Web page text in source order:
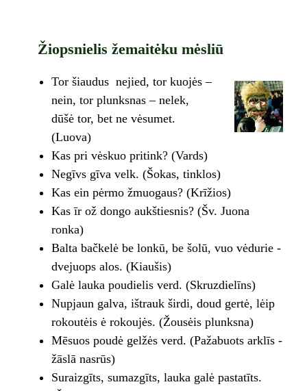
Žiopsnielis žemaitėku mėsliū
Tor šiaudus ­ nejied, tor kuojės –
nein, tor plunksnas – nelek,
dūšė tor, bet ne vėsumet.
(Luova)
Kas pri vėskuo pritink? (Vards)
Negīvs gīva velk. (Šokas, tinklos)
Kas ein pėrmo žmuogaus? (Krīžios)
Kas īr ož dongo aukštiesnis? (Šv. Juona
ronka)
Balta bačkelė be lonkū, be šolū, vuo vėdurie ­
dvejuops alos. (Kiaušis)
Galė lauka poudielis verd. (Skruzdielīns)
Nupjaun galva, ištrauk širdi, doud gertė, lėip
rokoutėis ė rokoujės. (Žousėis plunksna)
Mēsuos poudė gelžės verd. (Pažabuots arklīs ­
žāslā nasrūs)
Suraizgīts, sumazgīts, lauka galė pastatīts.